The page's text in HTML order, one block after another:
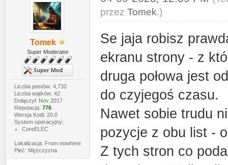
Tomek
Super Moderator
Liczba postów: 4,732
Liczba wątków: 42
Dołączył: Nov 2017
Reputacja: 776
Wersja Kodi: 20.0
System operacyjny:
CoreELEC
Lokalizacja: From nowhere
Płeć: Mężczyzna
przez Tomek.)
Se jaja robisz
ekranu strony - z
druga połowa jest
do czyjegoś czasu.
Nawet sobie trudu
pozycje z obu list -
Z tych stron co